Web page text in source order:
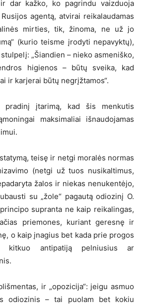
dar kažko, ko pagrindu vaizduoja
agentą, atvirai reikalaudamas
mirties, tik, žinoma, ne už jo
(kurio teisme įrodyti nepavyktų),
„Šiandien – nieko asmeniško,
higienos – būtų sveika, kad
ir karjerai būtų negrįžtamos“.
įtarimą, kad šis menkutis
maksimaliai išnaudojamas
teisę ir netgi moralės normas
(netgi už tuos nusikaltimus,
žalos ir niekas nenukentėjo,
su „žole“ pagautą odiozinį O.
supranta ne kaip reikalingas,
priemones, kuriant geresnę ir
o kaip įnagius bet kada prie progos
kitkuo antipatiją pelniusius ar
ir „opozicija“: jeigu asmuo
odiozinis – tai puolam bet kokiu